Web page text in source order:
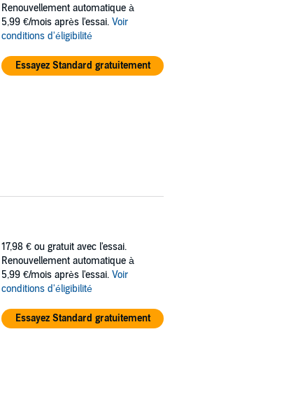
est souvent plus noire que ce
Renouvellement automatique à
5,99 €/mois après l'essai. Voir
conditions d'éligibilité
Essayez Standard gratuitement
17,98 € ou gratuit avec l'essai.
Renouvellement automatique à
5,99 €/mois après l'essai. Voir
conditions d'éligibilité
Essayez Standard gratuitement